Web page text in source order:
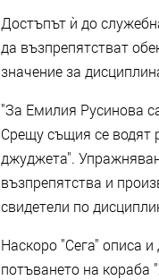
Достъпът ѝ до
да възпрепятстват
значение за
"За Емилия Русинова
Срещу същия се водят
джуджета".
възпрепятства и
свидетели по
Наскоро "Сега" описа
потъването на кораба